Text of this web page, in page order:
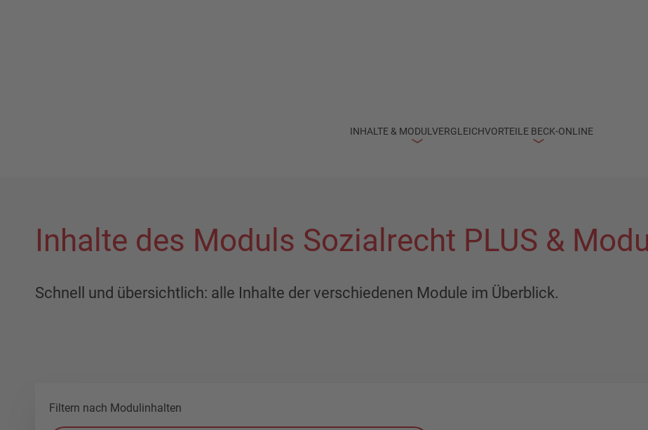
INHALTE & MODULVERGLEICHVORTEILE BECK-ONLINE
Inhalte des Moduls Sozialrecht PLUS &
Schnell und übersichtlich: alle Inhalte der verschiedenen Module im Überblick.
Filtern nach Modulinhalten